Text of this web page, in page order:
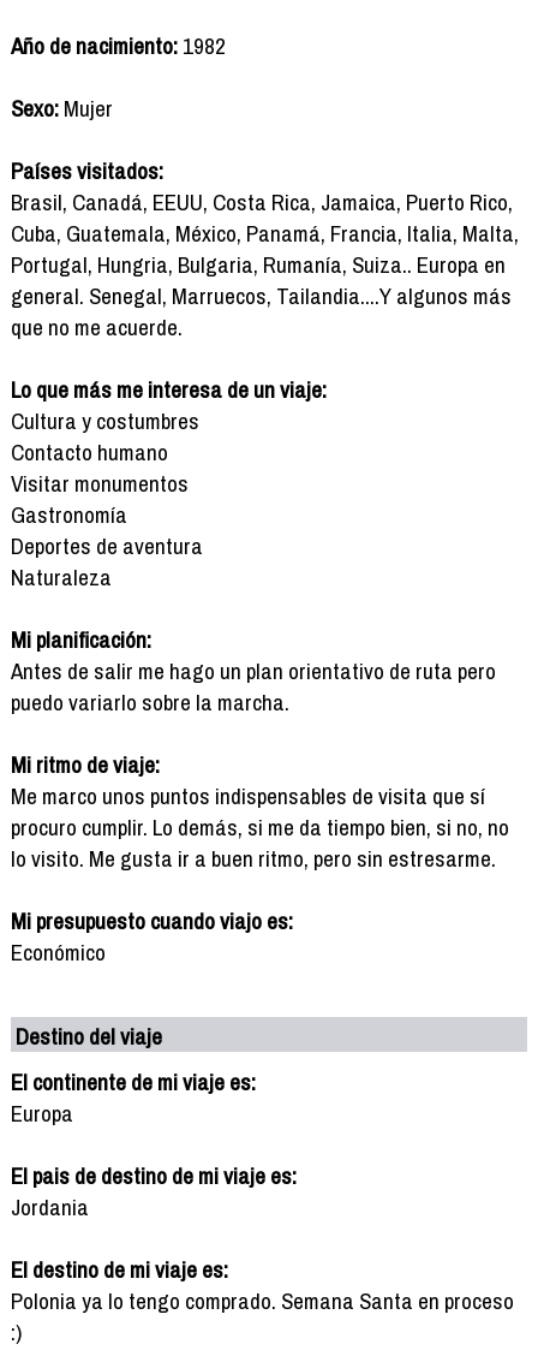
Año de nacimiento:1982
Sexo:Mujer
Países visitados:
Brasil, Canadá, EEUU, Costa Rica, Jamaica, Puerto Rico,
Cuba, Guatemala, México, Panamá, Francia, Italia, Malta,
Portugal, Hungria, Bulgaria, Rumanía, Suiza.. Europa en
general. Senegal, Marruecos, Tailandia....Y algunos más
que no me acuerde.
Lo que más me interesa de un viaje:
Cultura y costumbres
Contacto humano
Visitar monumentos
Gastronomía
Deportes de aventura
Naturaleza
Mi planificación:
Antes de salir me hago un plan orientativo de ruta pero
puedo variarlo sobre la marcha.
Mi ritmo de viaje:
Me marco unos puntos indispensables de visita que sí
procuro cumplir. Lo demás, si me da tiempo bien, si no, no
lo visito. Me gusta ir a buen ritmo, pero sin estresarme.
Mi presupuesto cuando viajo es:
Económico
Destino del viaje
El continente de mi viaje es:
Europa
El pais de destino de mi viaje es:
Jordania
El destino de mi viaje es:
Polonia ya lo tengo comprado. Semana Santa en proceso
:)